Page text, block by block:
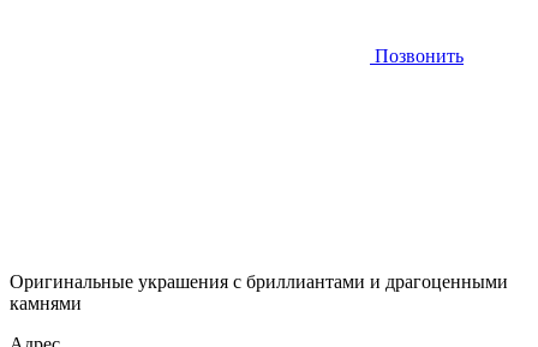
Позвонить
Оригинальные украшения с бриллиантами и драгоценными
камнями